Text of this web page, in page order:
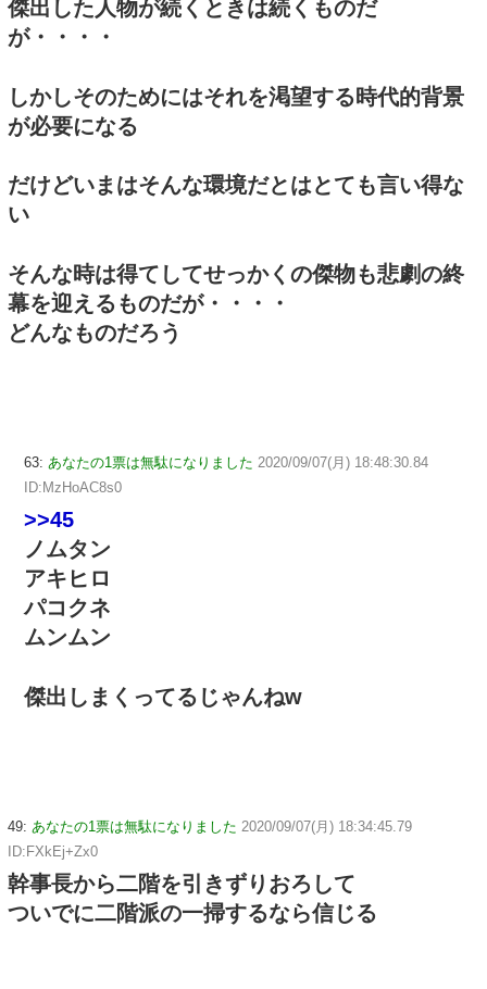
傑出した人物が続くときは続くものだ
が・・・・
しかしそのためにはそれを渇望する時代的背景
が必要になる
だけどいまはそんな環境だとはとても言い得な
い
そんな時は得てしてせっかくの傑物も悲劇の終
幕を迎えるものだが・・・・
どんなものだろう
63: あなたの1票は無駄になりました 2020/09/07(月) 18:48:30.84
ID:MzHoAC8s0
>>45
ノムタン
アキヒロ
パコクネ
ムンムン
傑出しまくってるじゃんねw
49: あなたの1票は無駄になりました 2020/09/07(月) 18:34:45.79
ID:FXkEj+Zx0
幹事長から二階を引きずりおろして
ついでに二階派の一掃するなら信じる